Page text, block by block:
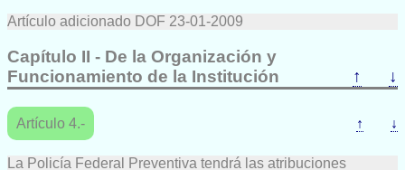
Artículo adicionado DOF 23-01-2009
Capítulo II - De la Organización y
Funcionamiento de la Institución
↑ ↓
Artículo 4.- ↑ ↓
La Policía Federal Preventiva tendrá las atribuciones